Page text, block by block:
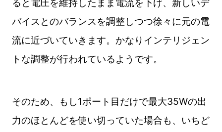
ると電圧を維持したまま電流を下げ、新しいデ
バイスとのバランスを調整しつつ徐々に元の電
流に近づいていきます。かなりインテリジェン
トな調整が行われているようです。
そのため、もし1ポート目だけで最大35Wの出
力のほとんどを使い切っていた場合も、いちど